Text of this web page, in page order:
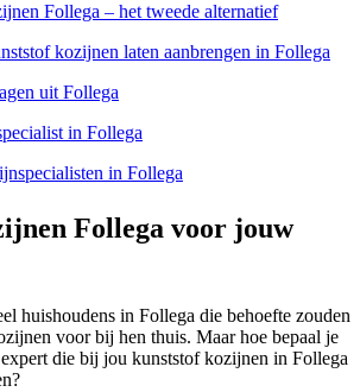
Follega – het tweede alternatief
kozijnen laten aanbrengen in Follega
uit Follega
in Follega
in Follega
Follega voor jouw
huishoudens in Follega die behoefte zouden
voor bij hen thuis. Maar hoe bepaal je
die bij jou kunststof kozijnen in Follega